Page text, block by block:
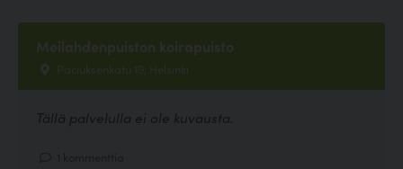
Meilahdenpuiston koirapuisto
Paciuksenkatu 19, Helsinki
Tällä palvelulla ei ole kuvausta.